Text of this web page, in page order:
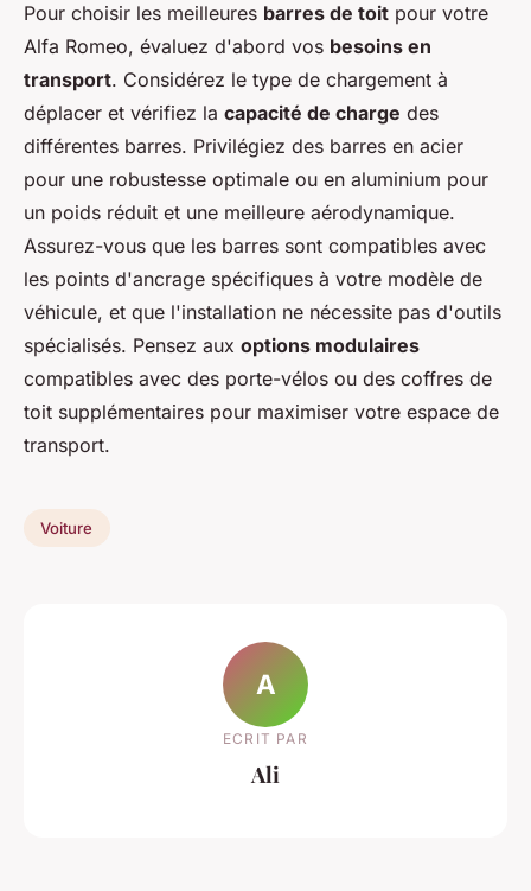
Pour choisir les meilleures barres de toit pour votre
Alfa Romeo, évaluez d'abord vos besoins en
transport. Considérez le type de chargement à
déplacer et vérifiez la capacité de charge des
différentes barres. Privilégiez des barres en acier
pour une robustesse optimale ou en aluminium pour
un poids réduit et une meilleure aérodynamique.
Assurez-vous que les barres sont compatibles avec
les points d'ancrage spécifiques à votre modèle de
véhicule, et que l'installation ne nécessite pas d'outils
spécialisés. Pensez aux options modulaires
compatibles avec des porte-vélos ou des coffres de
toit supplémentaires pour maximiser votre espace de
transport.
Voiture
A
ECRIT PAR
Ali